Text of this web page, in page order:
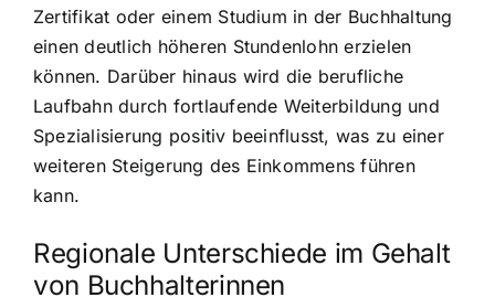
Zertifikat oder einem Studium in der Buchhaltung
einen deutlich höheren Stundenlohn erzielen
können. Darüber hinaus wird die berufliche
Laufbahn durch fortlaufende Weiterbildung und
Spezialisierung positiv beeinflusst, was zu einer
weiteren Steigerung des Einkommens führen
kann.
Regionale Unterschiede im Gehalt
von Buchhalterinnen